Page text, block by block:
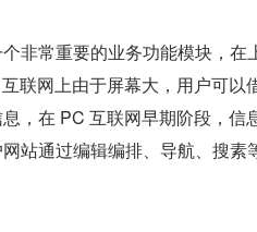
非常重要的业务功能模块，在
联网上由于屏幕大，用户可以
，在 PC 互联网早期阶段，信
站通过编辑编排、导航、搜素